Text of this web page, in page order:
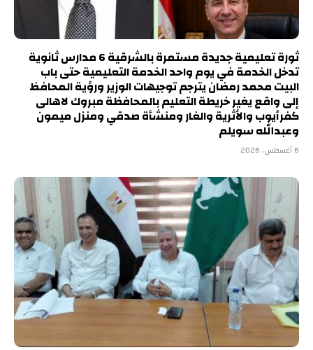
ثورة تعليمية جديدة مستمرة بالشرقية 6 مدارس ثانوية
تدخل الخدمة في يوم واحد الخدمة التعليمية حتى باب
البيت محمد رمضان يترجم توجيهات الوزير ورؤية المحافظ
إلى واقع يغير خريطة التعليم بالمحافظة مبروك لاهالى
كفرأيوب والأثرية والغار ومنشأة صدقي ومنزل ميمون
وعبدالله سويلم
6 أغسطس، 2026